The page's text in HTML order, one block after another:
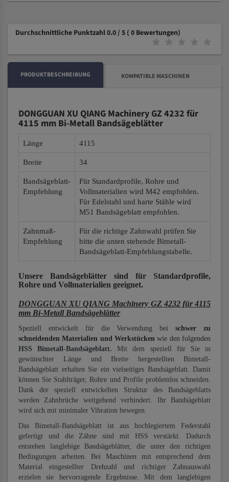
Durchschnittliche Punktzahl 0.0 / 5 ( 0 Bewertungen)
PRODUKTBESCHREIBUNG KOMPATIBLE MASCHINEN
DONGGUAN XU QIANG Machinery GZ 4232 für
4115 mm Bi-Metall Bandsägeblätter
Länge 4115
Breite 34
Bandsägeblatt-
Empfehlung
Für Standardprofile, Rohre und
Vollmaterialien wird M42 empfohlen.
Für Edelstahl und harte Stähle wird
M51 Bandsägeblatt empfohlen.
Zahnmaß-
Empfehlung
Für die richtige Zahnwahl prüfen Sie
bitte die unten stehende Bimetall-
Bandsägeblatt-Empfehlungstabelle.
Unsere Bandsägeblätter sind für Standardprofile,
Rohre und Vollmaterialien geeignet.
DONGGUAN XU QIANG Machinery GZ 4232 für 4115
mm Bi-Metall Bandsägeblätter
Speziell entwickelt für die Verwendung beischwer zu
schneidenden Materialien und Werkstücken wie den folgenden
HSS Bimetall-Bandsägeblatt. Mit dem speziell für Sie in
gewünschter Länge und Breite hergestellten Bimetall-
Bandsägeblatt erhalten Sie ein vielseitiges Bandsägeblatt. Damit
können Sie Stahlträger, Rohre und Profile problemlos schneiden.
Dank der speziell entwickelten Struktur des Bandsägeblatts
werden Zahnbrüche weitgehend verhindert. Ihr Bandsägeblatt
wird sich mit minimaler Vibration bewegen.
Das Bimetall-Bandsägeblatt ist aus hochlegiertem Federstahl
gefertigt und die Zähne sind mit HSS verstärkt. Dadurch
entstehen langlebige Bandsägeblätter, die unter den richtigen
Bedingungen arbeiten. Bei Maschinen mit entsprechend dem
Material eingestellter Drehzahl und richtiger Zahnauswahl
erzielen sie hervorragende Ergebnisse. Mit dem langlebigen